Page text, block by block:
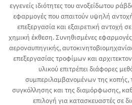
εγγενείς ιδιότητες του ανοξείδωτου
εφαρμογές που απαιτούν υψηλή
επεξεργασία και εξαιρετική αντοχή
χημική έκθεση. Συνηθισμένες
αεροναυπηγικής,
επεξεργασίας τροφίμων και
υλικού επιτρέπει διάφορες
συμπεριλαμβανομένων της κοπής,
συγκόλλησης και της διαμόρφωσης,
επιλογή για κατασκευαστές σε